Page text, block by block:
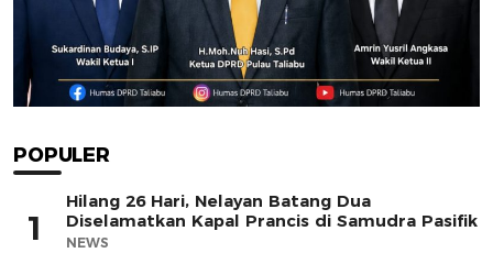
POPULER
1
Hilang 26 Hari, Nelayan Batang Dua
Diselamatkan Kapal Prancis di Samudra Pasifik
NEWS